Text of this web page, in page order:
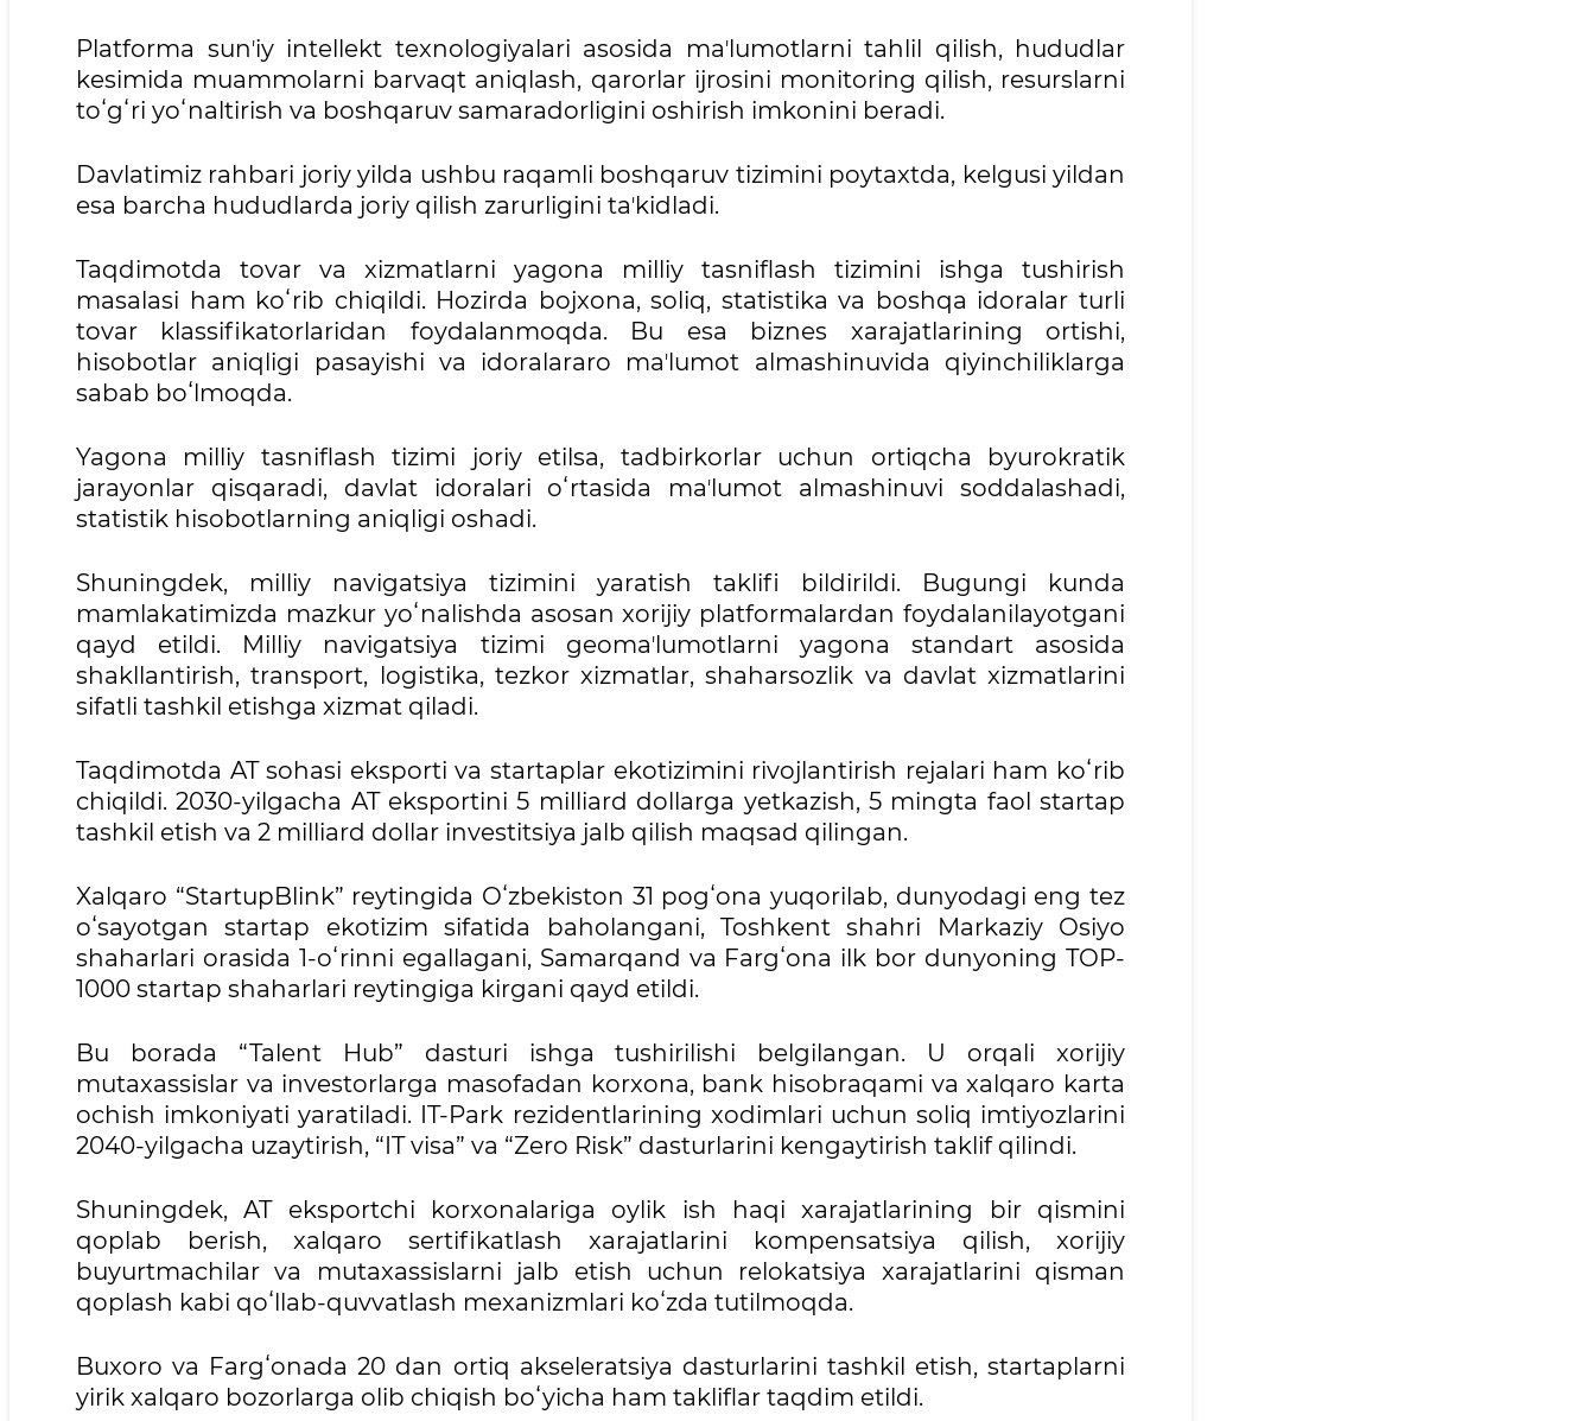
Platforma sunʼiy intellekt texnologiyalari asosida maʼlumotlarni tahlil qilish, hududlar
kesimida muammolarni barvaqt aniqlash, qarorlar ijrosini monitoring qilish, resurslarni
toʻgʻri yoʻnaltirish va boshqaruv samaradorligini oshirish imkonini beradi.
Davlatimiz rahbari joriy yilda ushbu raqamli boshqaruv tizimini poytaxtda, kelgusi yildan
esa barcha hududlarda joriy qilish zarurligini taʼkidladi.
Taqdimotda tovar va xizmatlarni yagona milliy tasniflash tizimini ishga tushirish
masalasi ham koʻrib chiqildi. Hozirda bojxona, soliq, statistika va boshqa idoralar turli
tovar klassifikatorlaridan foydalanmoqda. Bu esa biznes xarajatlarining ortishi,
hisobotlar aniqligi pasayishi va idoralararo maʼlumot almashinuvida qiyinchiliklarga
sabab boʻlmoqda.
Yagona milliy tasniflash tizimi joriy etilsa, tadbirkorlar uchun ortiqcha byurokratik
jarayonlar qisqaradi, davlat idoralari oʻrtasida maʼlumot almashinuvi soddalashadi,
statistik hisobotlarning aniqligi oshadi.
Shuningdek, milliy navigatsiya tizimini yaratish taklifi bildirildi. Bugungi kunda
mamlakatimizda mazkur yoʻnalishda asosan xorijiy platformalardan foydalanilayotgani
qayd etildi. Milliy navigatsiya tizimi geomaʼlumotlarni yagona standart asosida
shakllantirish, transport, logistika, tezkor xizmatlar, shaharsozlik va davlat xizmatlarini
sifatli tashkil etishga xizmat qiladi.
Taqdimotda AT sohasi eksporti va startaplar ekotizimini rivojlantirish rejalari ham koʻrib
chiqildi. 2030-yilgacha AT eksportini 5 milliard dollarga yetkazish, 5 mingta faol startap
tashkil etish va 2 milliard dollar investitsiya jalb qilish maqsad qilingan.
Xalqaro “StartupBlink” reytingida Oʻzbekiston 31 pogʻona yuqorilab, dunyodagi eng tez
oʻsayotgan startap ekotizim sifatida baholangani, Toshkent shahri Markaziy Osiyo
shaharlari orasida 1-oʻrinni egallagani, Samarqand va Fargʻona ilk bor dunyoning TOP-
1000 startap shaharlari reytingiga kirgani qayd etildi.
Bu borada “Talent Hub” dasturi ishga tushirilishi belgilangan. U orqali xorijiy
mutaxassislar va investorlarga masofadan korxona, bank hisobraqami va xalqaro karta
ochish imkoniyati yaratiladi. IT-Park rezidentlarining xodimlari uchun soliq imtiyozlarini
2040-yilgacha uzaytirish, “IT visa” va “Zero Risk” dasturlarini kengaytirish taklif qilindi.
Shuningdek, AT eksportchi korxonalariga oylik ish haqi xarajatlarining bir qismini
qoplab berish, xalqaro sertifikatlash xarajatlarini kompensatsiya qilish, xorijiy
buyurtmachilar va mutaxassislarni jalb etish uchun relokatsiya xarajatlarini qisman
qoplash kabi qoʻllab-quvvatlash mexanizmlari koʻzda tutilmoqda.
Buxoro va Fargʻonada 20 dan ortiq akseleratsiya dasturlarini tashkil etish, startaplarni
yirik xalqaro bozorlarga olib chiqish boʻyicha ham takliflar taqdim etildi.